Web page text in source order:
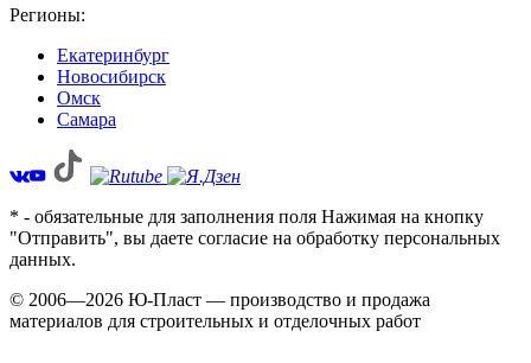
Регионы:
Екатеринбург
Новосибирск
Омск
Самара
* - обязательные для заполнения поля Нажимая на кнопку
"Отправить", вы даете согласие на обработку персональных
данных.
© 2006—2026 Ю-Пласт — производство и продажа
материалов для строительных и отделочных работ